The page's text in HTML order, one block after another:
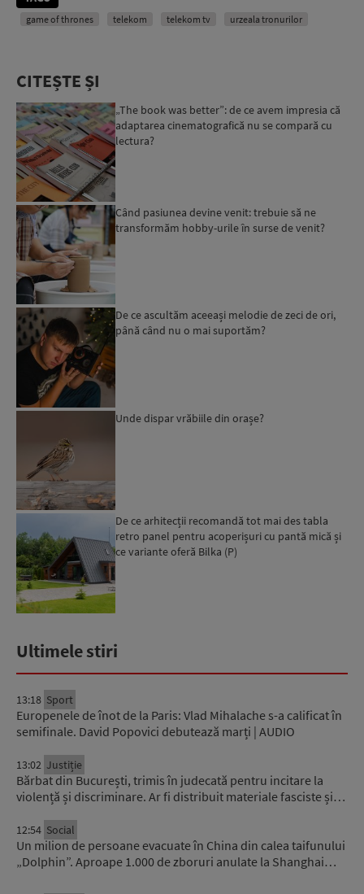
game of thrones telekom telekom tv urzeala tronurilor
CITEȘTE ȘI
„The book was better”: de ce avem impresia că
adaptarea cinematografică nu se compară cu
lectura?
Când pasiunea devine venit: trebuie să ne
transformăm hobby-urile în surse de venit?
De ce ascultăm aceeași melodie de zeci de ori,
până când nu o mai suportăm?
Unde dispar vrăbiile din orașe?
De ce arhitecții recomandă tot mai des tabla
retro panel pentru acoperișuri cu pantă mică și
ce variante oferă Bilka (P)
Ultimele stiri
13:18 Sport
Europenele de înot de la Paris: Vlad Mihalache s-a calificat în
semifinale. David Popovici debutează marți | AUDIO
13:02 Justiție
Bărbat din București, trimis în judecată pentru incitare la
violență și discriminare. Ar fi distribuit materiale fasciste și…
12:54 Social
Un milion de persoane evacuate în China din calea taifunului
„Dolphin”. Aproape 1.000 de zboruri anulate la Shanghai…